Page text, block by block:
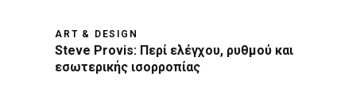
ART & DESIGN
Steve Provis: Περί ελέγχου, ρυθμού και
εσωτερικής ισορροπίας